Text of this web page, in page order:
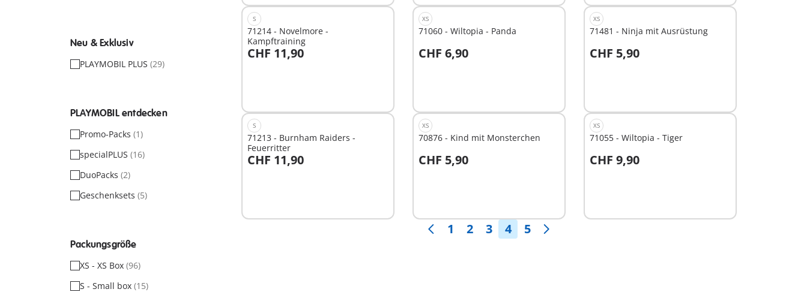
Neu & Exklusiv
PLAYMOBIL PLUS (29)
PLAYMOBIL entdecken
Promo-Packs (1)
specialPLUS (16)
DuoPacks (2)
Geschenksets (5)
Packungsgröße
XS - XS Box (96)
S - Small box (15)
S
71214 - Novelmore -
Kampftraining
CHF 11,90
XS
71060 - Wiltopia - Panda
CHF 6,90
XS
71481 - Ninja mit Ausrüstung
CHF 5,90
S
71213 - Burnham Raiders -
Feuerritter
CHF 11,90
XS
70876 - Kind mit Monsterchen
CHF 5,90
XS
71055 - Wiltopia - Tiger
CHF 9,90
1 2 3 4 5